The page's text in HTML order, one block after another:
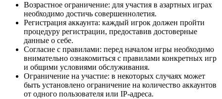
Возрастное ограничение: для участия в азартных играх
необходимо достичь совершеннолетия.
Регистрация аккаунта: каждый игрок должен пройти
процедуру регистрации, предоставив достоверные
данные о себе.
Согласие с правилами: перед началом игры необходимо
внимательно ознакомиться с правилами конкретных игр
и общими условиями обслуживания.
Ограничение на участие: в некоторых случаях может
быть установлено ограничение на количество аккаунтов
от одного пользователя или IP-адреса.